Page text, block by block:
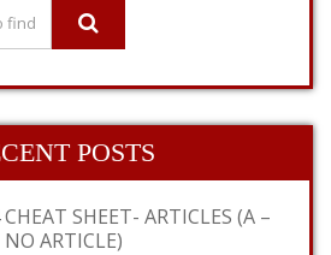
POSTS
SHEET- ARTICLES (A –
ARTICLE)